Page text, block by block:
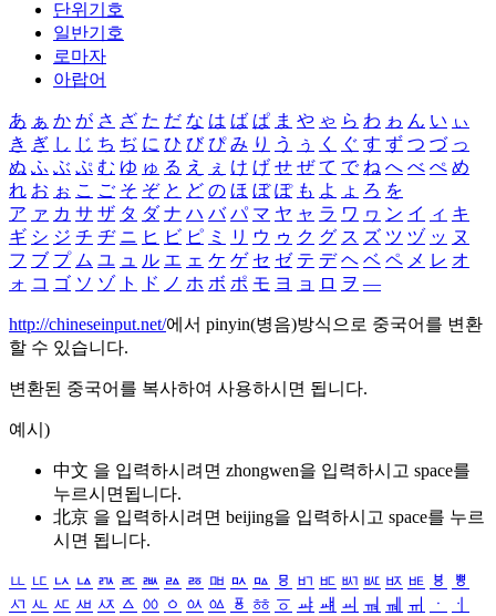
단위기호
일반기호
로마자
아랍어
あ ぁ か が さ ざ た だ な は ば ぱ ま や ゃ ら わ ゎ ん い ぃ
き ぎ し じ ち ぢ に ひ び ぴ み り う ぅ く ぐ す ず つ づ っ
ぬ ふ ぶ ぷ む ゆ ゅ る え ぇ け げ せ ぜ て で ね へ べ ぺ め
れ お ぉ こ ご そ ぞ と ど の ほ ぼ ぽ も よ ょ ろ を
ア ァ カ サ ザ タ ダ ナ ハ バ パ マ ヤ ャ ラ ワ ヮ ン イ ィ キ
ギ シ ジ チ ヂ ニ ヒ ビ ピ ミ リ ウ ゥ ク グ ス ズ ツ ヅ ッ ヌ
フ ブ プ ム ユ ュ ル エ ェ ケ ゲ セ ゼ テ デ ヘ ベ ペ メ レ オ
ォ コ ゴ ソ ゾ ト ド ノ ホ ボ ポ モ ヨ ョ ロ ヲ ―
http://chineseinput.net/에서 pinyin(병음)방식으로 중국어를 변환
할 수 있습니다.
변환된 중국어를 복사하여 사용하시면 됩니다.
예시)
中文 을 입력하시려면 zhongwen을 입력하시고 space를
누르시면됩니다.
北京 을 입력하시려면 beijing을 입력하시고 space를 누르
시면 됩니다.
ㅥ ㅦ ㅧ ㅨ ㅩ ㅪ ㅫ ㅬ ㅭ ㅮ ㅯ ㅰ ㅱ ㅲ ㅳ ㅴ ㅵ ㅶ ㅷ ㅸ
ㅹ
ㅺ ㅻ ㅼ ㅽ ㅾ ㅿ ㆀ ㆁ ㆂ ㆃ ㆄ ㆅ ㆆ ㆇ ㆈ ㆉ ㆊ ㆋ ㆌ ㆍ
ㆎ